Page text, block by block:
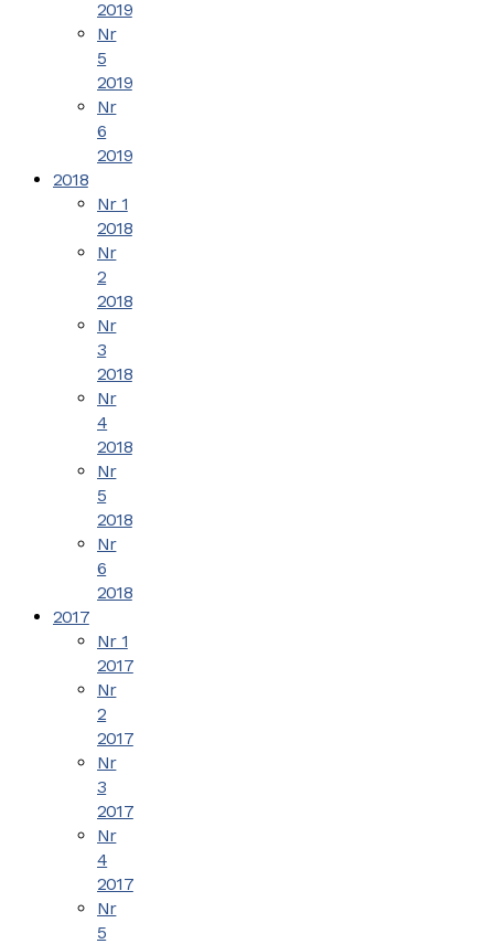
2019
Nr
5
2019
Nr
6
2019
2018
Nr 1
2018
Nr
2
2018
Nr
3
2018
Nr
4
2018
Nr
5
2018
Nr
6
2018
2017
Nr 1
2017
Nr
2
2017
Nr
3
2017
Nr
4
2017
Nr
5